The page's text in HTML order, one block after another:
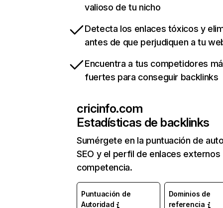
valioso de tu nicho
Detecta los enlaces tóxicos y
antes de que perjudiquen a tu
Encuentra a tus competidores
fuertes para conseguir backlinks
cricinfo.com
Estadísticas de backlinks
Sumérgete en la puntuación de
SEO y el perfil de enlaces externos
competencia.
Puntuación de
Autoridad
Dominios de
referencia